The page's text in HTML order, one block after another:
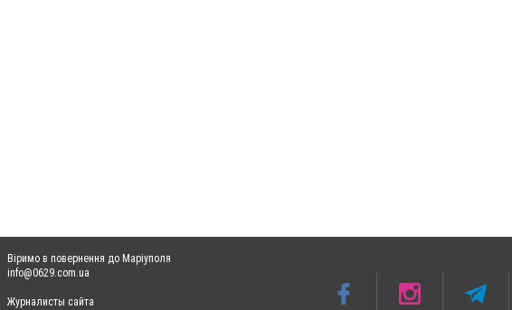
Віримо в повернення до Маріуполя
info@0629.com.ua
Журналисты сайта